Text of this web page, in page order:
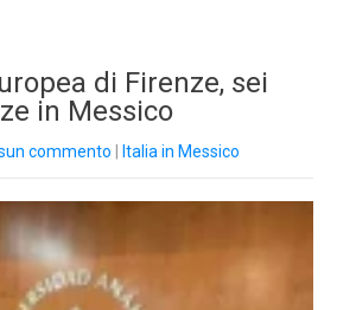
di Firenze, sei
in Messico
commento Italia in Messico